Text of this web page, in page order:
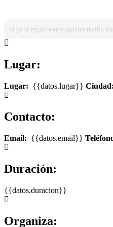
Si ya te registraste y quieres recibir
Lugar:
Lugar: {{datos.lugar}} Ciudad:
Contacto:
Email: {{datos.email}}
Duración:
{{datos.duracion}}
Organiza: